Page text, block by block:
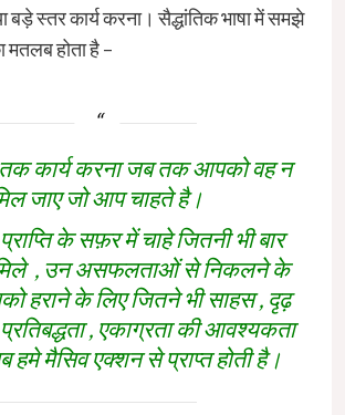
बड़े स्तर कार्य करना। सैद्धांतिक भाषा में समझे
मतलब होता है –
तक कार्य करना जब तक आपको वह न
जाए जो आप चाहते है।
के सफ़र में चाहे जितनी भी बार
, उन असफलताओं से निकलने के
हराने के लिए जितने भी साहस , दृढ़
, एकाग्रता की आवश्यकता
हमे मैसिव एक्शन से प्राप्त होती है।